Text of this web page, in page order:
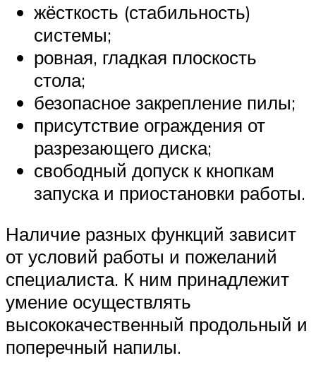
жёсткость (стабильность)
системы;
ровная, гладкая плоскость
стола;
безопасное закрепление пилы;
присутствие ограждения от
разрезающего диска;
свободный допуск к кнопкам
запуска и приостановки работы.
Наличие разных функций зависит
от условий работы и пожеланий
специалиста. К ним принадлежит
умение осуществлять
высококачественный продольный и
поперечный напилы.